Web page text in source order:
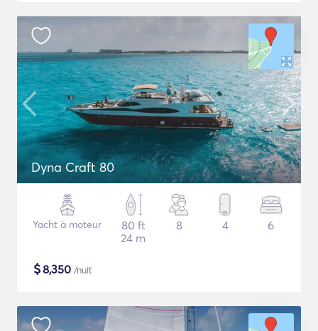
Dyna Craft 80
Yacht à moteur
80 ft
24 m
8 4 6
$8,350 /nuit